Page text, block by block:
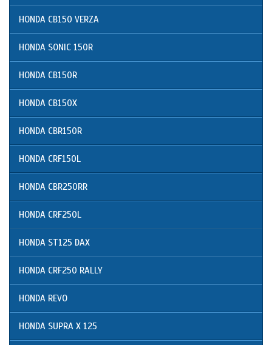
HONDA CB150 VERZA
HONDA SONIC 150R
HONDA CB150R
HONDA CB150X
HONDA CBR150R
HONDA CRF150L
HONDA CBR250RR
HONDA CRF250L
HONDA ST125 DAX
HONDA CRF250 RALLY
HONDA REVO
HONDA SUPRA X 125